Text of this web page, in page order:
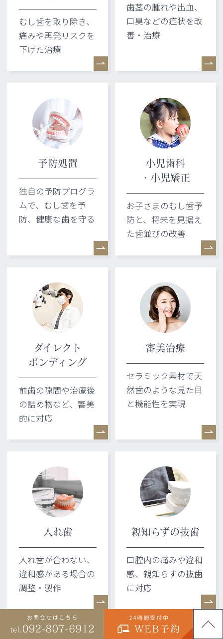
むし歯を取り除き、
痛みや再発リスクを
下げた治療
歯茎の腫れや出血、
口臭などの症状を改
善・治療
予防処置
独自の予防プログラ
ムで、むし歯を予
防、健康な歯を守る
小児歯科
・小児矯正
お子さまのむし歯予
防と、将来を見据え
た歯並びの改善
ダイレクト
ボンディング
前歯の隙間や治療後
の詰め物など、審美
的に対応
審美治療
セラミック素材で天
然歯のような見た目
と機能性を実現
入れ歯
入れ歯が合わない、
違和感がある場合の
調整・製作
親知らずの抜歯
口腔内の痛みや違和
感、親知らずの抜歯
に対応